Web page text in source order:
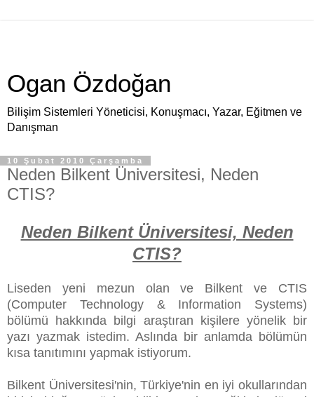
Ogan Özdoğan
Bilişim Sistemleri Yöneticisi, Konuşmacı, Yazar, Eğitmen ve
Danışman
10 Şubat 2010 Çarşamba
Neden Bilkent Üniversitesi, Neden
CTIS?
Neden Bilkent Üniversitesi, Neden
CTIS?
Liseden yeni mezun olan ve Bilkent ve CTIS
(Computer Technology & Information Systems)
bölümü hakkında bilgi araştıran kişilere yönelik bir
yazı yazmak istedim. Aslında bir anlamda bölümün
kısa tanıtımını yapmak istiyorum.
Bilkent Üniversitesi'nin, Türkiye'nin en iyi okullarından